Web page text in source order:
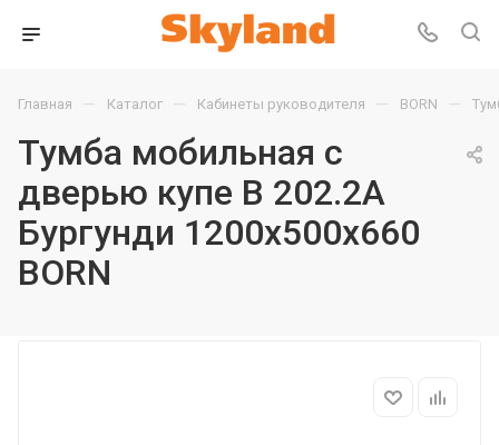
Главная — Каталог — Кабинеты руководителя — BORN —
Тумба мобильная с
дверью купе B 202.2A
Бургунди 1200х500х660
BORN